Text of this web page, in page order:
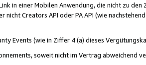
in einer Mobilen Anwendung, die nicht zu
nicht Creators API oder PA API (wie
Events (wie in Ziffer 4 (a) dieses
soweit nicht im Vertrag abweichend